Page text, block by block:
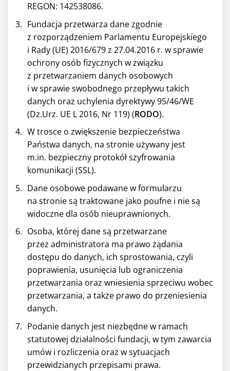
REGON: 142538086.
Fundacja przetwarza dane zgodnie
z rozporządzeniem Parlamentu Europejskiego
i Rady (UE) 2016/679 z 27.04.2016 r. w sprawie
ochrony osób fizycznych w związku
z przetwarzaniem danych osobowych
i w sprawie swobodnego przepływu takich
danych oraz uchylenia dyrektywy 95/46/WE
(Dz.Urz. UE L 2016, Nr 119) (RODO).
W trosce o zwiększenie bezpieczeństwa
Państwa danych, na stronie używany jest
m.in. bezpieczny protokół szyfrowania
komunikacji (SSL).
Dane osobowe podawane w formularzu
na stronie są traktowane jako poufne i nie są
widoczne dla osób nieuprawnionych.
Osoba, której dane są przetwarzane
przez administratora ma prawo żądania
dostępu do danych, ich sprostowania, czyli
poprawienia, usunięcia lub ograniczenia
przetwarzania oraz wniesienia sprzeciwu wobec
przetwarzania, a także prawo do przeniesienia
danych.
Podanie danych jest niezbędne w ramach
statutowej działalności fundacji, w tym zawarcia
umów i rozliczenia oraz w sytuacjach
przewidzianych przepisami prawa.